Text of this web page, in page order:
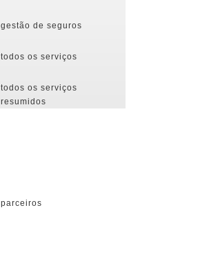
gestão de seguros
todos os serviços
todos os serviços
resumidos
parceiros